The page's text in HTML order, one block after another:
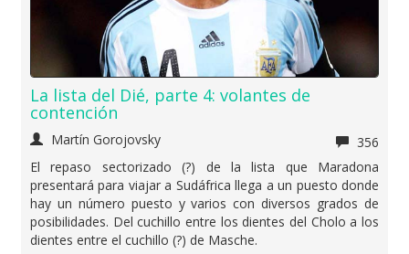
La lista del Dié, parte 4: volantes de
contención
Martín Gorojovsky
356
El repaso sectorizado (?) de la lista que Maradona
presentará para viajar a Sudáfrica llega a un puesto donde
hay un número puesto y varios con diversos grados de
posibilidades. Del cuchillo entre los dientes del Cholo a los
dientes entre el cuchillo (?) de Masche.